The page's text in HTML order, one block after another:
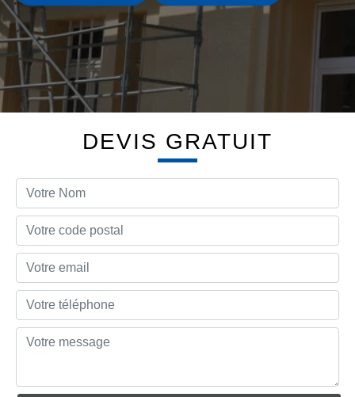
DEVIS GRATUIT